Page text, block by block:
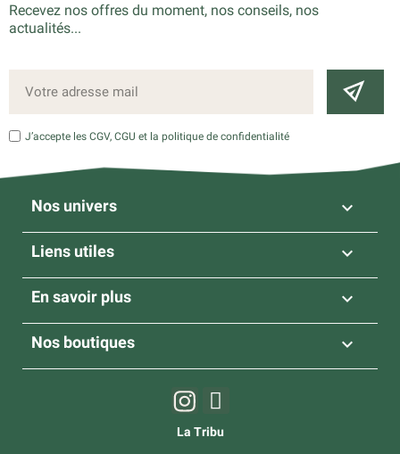
Recevez nos offres du moment, nos conseils, nos
actualités...
J’accepte les CGV, CGU et la politique de confidentialité
Nos univers 
Liens utiles 
En savoir plus 
Nos boutiques 
La Tribu